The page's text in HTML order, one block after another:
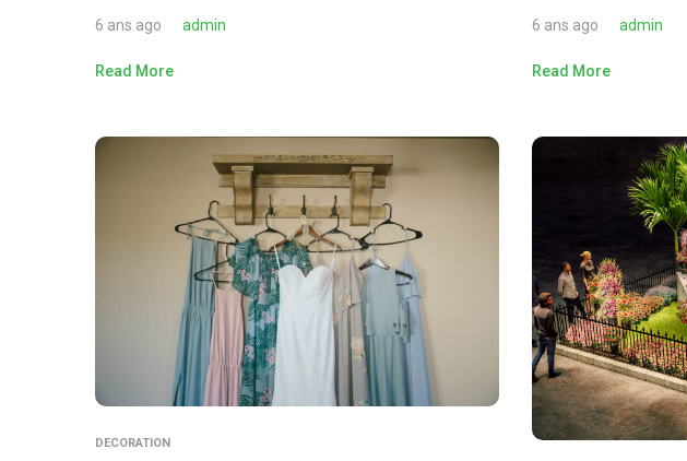
6 ans ago admin
Read More
6 ans ago admin
Read More
DECORATION